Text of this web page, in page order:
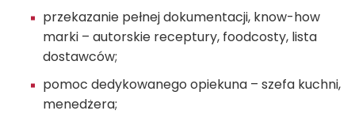
przekazanie pełnej dokumentacji, know-how
marki – autorskie receptury, foodcosty, lista
dostawców;
pomoc dedykowanego opiekuna – szefa kuchni,
menedżera;